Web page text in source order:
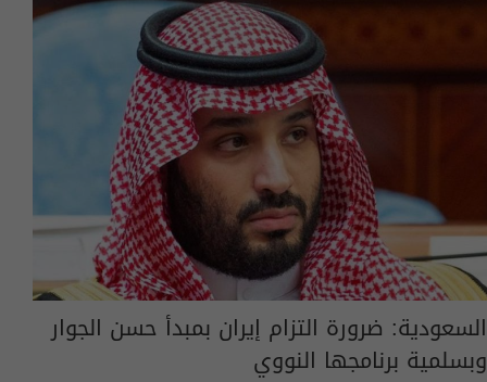
السعودية: ضرورة التزام إيران بمبدأ حسن الجوار
وبسلمية برنامجها النووي